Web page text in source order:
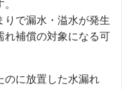
りで漏水・溢水が発生
れ補償の対象になる可
のに放置した水漏れ